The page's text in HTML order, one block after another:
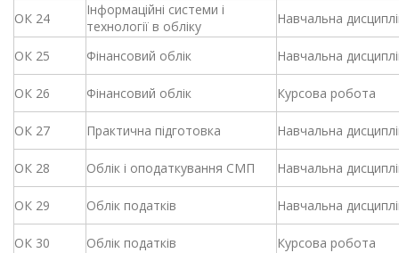
ОК 24
Інформаційні системи і
технології в обліку
Навчальна
ОК 25 Фінансовий облік Навчальна
ОК 26 Фінансовий облік Курсова робота
ОК 27 Практична підготовка Навчальна
ОК 28 Облік і оподаткування СМП Навчальна
ОК 29 Облік податків Навчальна
ОК 30 Облік податків Курсова робота